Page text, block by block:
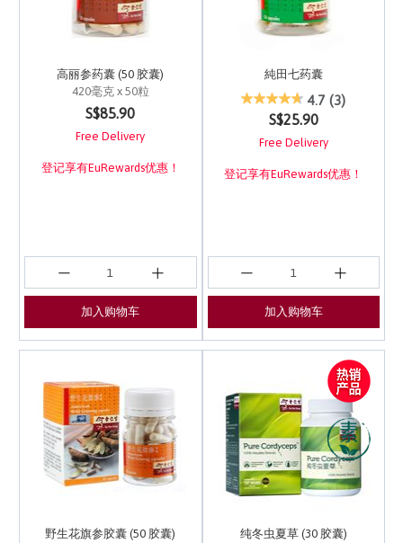
高丽参药囊 (50 胶囊)
420毫克 x 50粒
3.6 out of 5 Customer Rating
S$85.90
Free Delivery
登记享有EuRewards优惠！
加入购物车
純田七药囊
5 out of 5 Customer
4.7 (3)
S$25.90
Free Delivery
登记享有EuRewards优惠！
加入购物车
野生花旗参胶囊 (50 胶囊)
纯冬虫夏草 (30 胶囊)